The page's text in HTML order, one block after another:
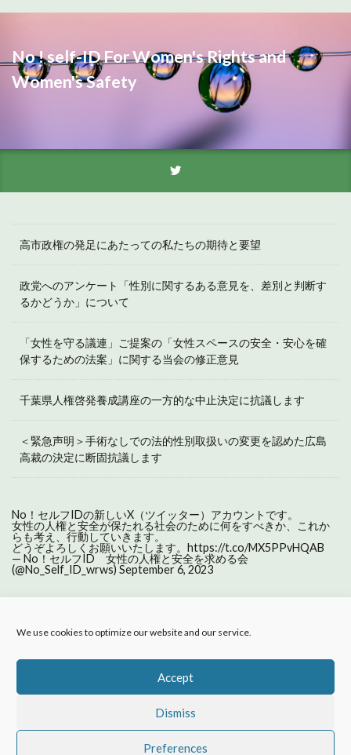
We use cookies to optimize our website and our service.
Accept
Dismiss
Preferences
No ! self-ID For Women's Rights and
Women's Safety
高市政権の発足にあたっての私たちの期待と要望
政党へのアンケート「性別に関するある意見を、差別と判断す
るかどうか」について
「女性を守る議連」ご提案の「女性スペースの安全・安心を確
保するための法案」に関する当会の修正意見
千葉県人権啓発養成講座の一方的な中止決定に抗議します
＜緊急声明＞手術なしでの法的性別取扱いの変更を認めた広島
高裁の決定に断固抗議します
No！セルフIDの新しいX（ツイッター）アカウントです。
女性の人権と安全が保たれる社会のために何をすべきか、これか
らも考え、行動していきます。
どうぞよろしくお願いいたします。 https://t.co/MX5PPvHQAB
— No！セルフID 女性の人権と安全を求める会
(@No_Self_ID_wrws) September 6, 2023
No!Self ID Japan